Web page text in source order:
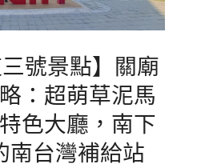
三號景點】關廟
：超萌草泥馬
色大廳，南下
南台灣補給站